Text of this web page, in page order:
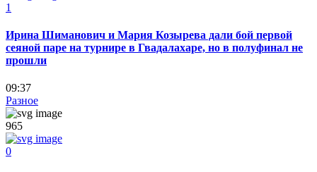
1
Ирина Шиманович и Мария Козырева дали бой первой
сеяной паре на турнире в Гвадалахаре, но в полуфинал не
прошли
09:37
Разное
965
0